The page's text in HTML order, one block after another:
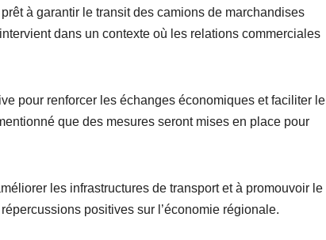
à garantir le transit des camions de marchandises
dans un contexte où les relations commerciales
pour renforcer les échanges économiques et faciliter le
que des mesures seront mises en place pour
les infrastructures de transport et à promouvoir le
positives sur l’économie régionale.